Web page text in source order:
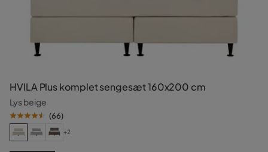
HVILA Plus komplet sengesæt 160x200 cm
Lys beige
(66)
+2